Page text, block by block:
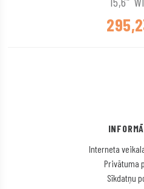
Interneta
Privātuma
Sīkdatņu